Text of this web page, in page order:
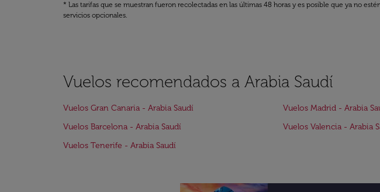
* Las tarifas que se muestran fueron recolectadas en las últimas 48 horas y es posible que ya no
servicios opcionales.
Vuelos recomendados a Arabia Saudí
Vuelos Gran Canaria - Arabia Saudí Vuelos Madrid - Arabia
Vuelos Barcelona - Arabia Saudí
Vuelos Valencia - Arabia
Vuelos Tenerife - Arabia Saudí